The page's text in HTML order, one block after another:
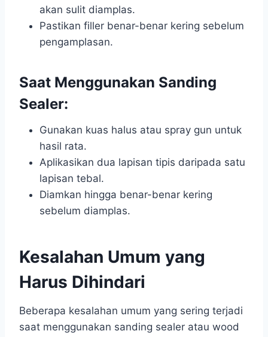
akan sulit diamplas.
Pastikan filler benar-benar kering sebelum
pengamplasan.
Saat Menggunakan Sanding
Sealer:
Gunakan kuas halus atau spray gun untuk
hasil rata.
Aplikasikan dua lapisan tipis daripada satu
lapisan tebal.
Diamkan hingga benar-benar kering
sebelum diamplas.
Kesalahan Umum yang
Harus Dihindari
Beberapa kesalahan umum yang sering terjadi
saat menggunakan sanding sealer atau wood